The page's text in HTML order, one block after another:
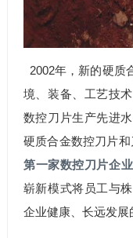
2002年，新的硬质
境、装备、工艺技
数控刀片生产先进
硬质合金数控刀片
第一家数控刀片企
崭新模式将员工与
企业健康、长远发展